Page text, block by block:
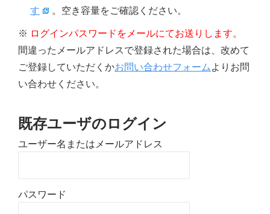
す
。空き容量をご確認ください。
※ ログインパスワードをメールにてお送りします。
間違ったメールアドレスで登録された場合は、改めて
ご登録していただくかお問い合わせフォーム よりお問
い合わせください。
既存ユーザのログイン
ユーザー名またはメールアドレス
パスワード